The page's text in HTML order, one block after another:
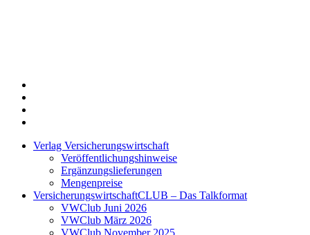
Verlag Versicherungswirtschaft
Veröffentlichungshinweise
Ergänzungslieferungen
Mengenpreise
VersicherungswirtschaftCLUB – Das Talkformat
VWClub Juni 2026
VWClub März 2026
VWClub November 2025